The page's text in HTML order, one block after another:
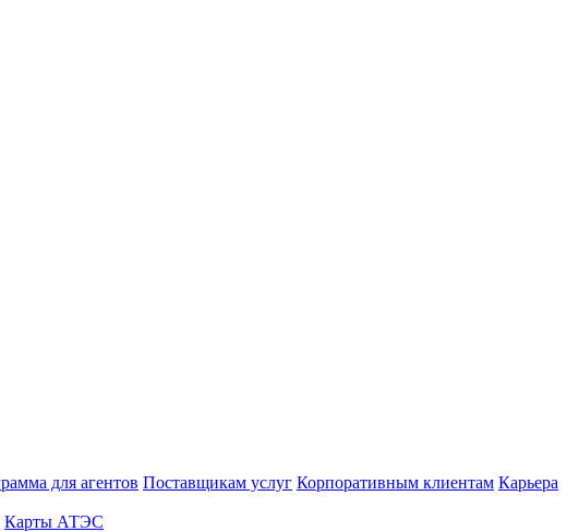
для агентов Поставщикам услуг Корпоративным клиентам Карьера
Карты АТЭС